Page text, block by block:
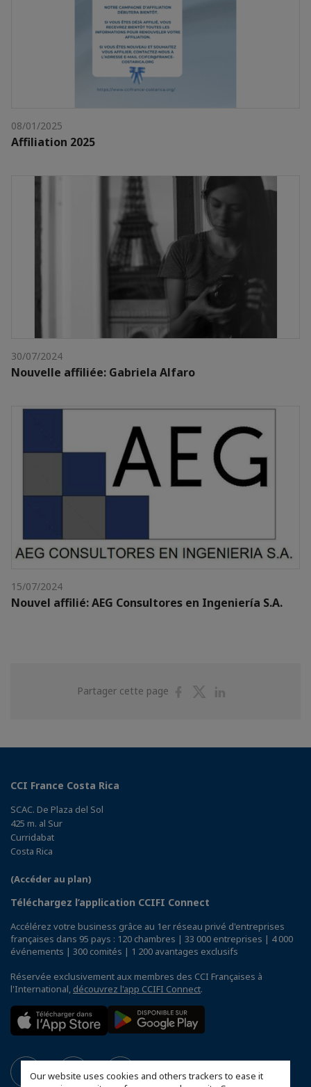
Our website uses cookies and others trackers to ease it
08/01/2025
Affiliation 2025
30/07/2024
Nouvelle affiliée: Gabriela Alfaro
15/07/2024
Nouvel affilié: AEG Consultores en Ingeniería S.A.
Partager cette page
PartagerPartager
CCI France Costa Rica
SCAC. De Plaza del Sol
425 m. al Sur
Curridabat
Costa Rica
(Accéder au plan)
Téléchargez l’application CCIFI Connect
Accélérez votre business grâce au 1er réseau privé d'entreprises
françaises dans 95 pays : 120 chambres | 33 000 entreprises | 4 000
événements | 300 comités | 1 200 avantages exclusifs
Réservée exclusivement aux membres des CCI Françaises à
l'International, découvrez l'app CCIFI Connect.